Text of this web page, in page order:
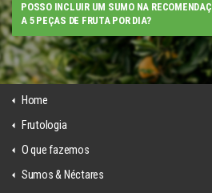
POSSO INCLUIR UM SUMO NA
A 5 PEÇAS DE FRUTA POR DIA?
Home
Frutologia
O que fazemos
Sumos & Néctares